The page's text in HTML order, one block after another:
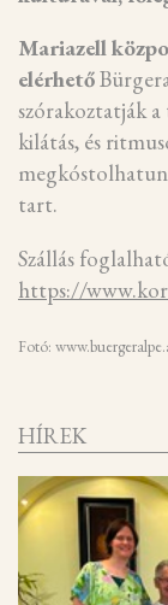
Mariazell
elérhető
szórakoztatják
kilátás, és
tart.
Szállás
https://
Fotó:
HÍREK